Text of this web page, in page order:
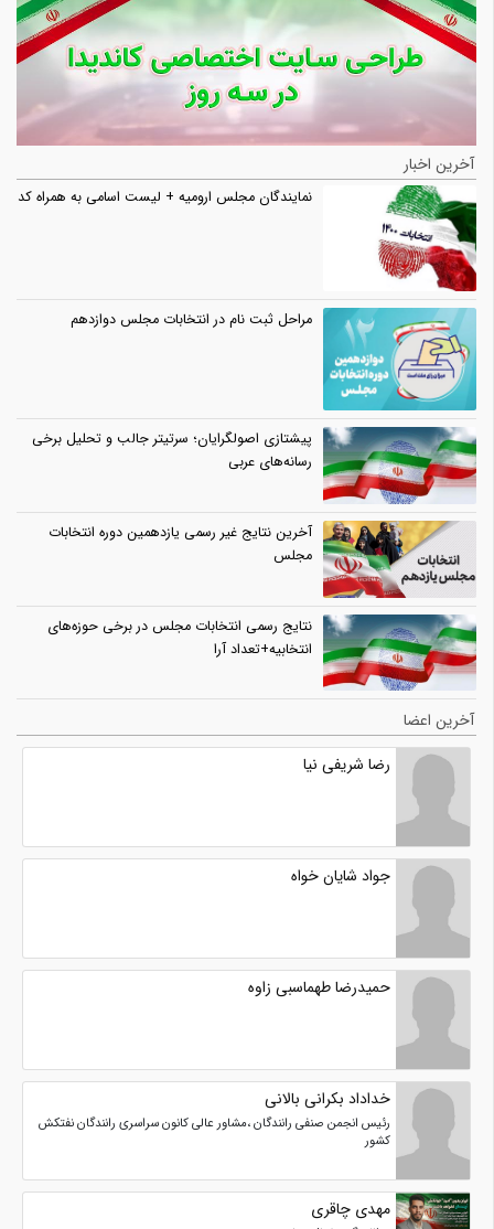
آخرین اخبار
نمایندگان مجلس ارومیه + لیست اسامی به همراه کد
مراحل ثبت نام در انتخابات مجلس دوازدهم
پیشتازی اصولگرایان؛ سرتیتر جالب و تحلیل برخی
رسانه‌های عربی
آخرین نتایج غیر رسمی یازدهمین دوره انتخابات
مجلس
نتایج رسمی انتخابات مجلس در برخی حوزه‌های
انتخابیه+تعداد آرا
آخرین اعضا
رضا شریفی نیا
جواد شایان خواه
حمیدرضا طهماسبی زاوه
خداداد بکرانی بالانی
رئیس انجمن صنفی رانندگان ،مشاور عالی کانون سراسری رانندگان نفتکش
کشور
مهدی چاقری